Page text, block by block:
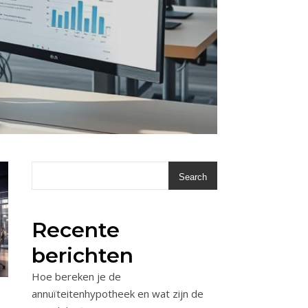
Search
Recente
berichten
Hoe bereken je de
annuïteitenhypotheek en wat zijn de